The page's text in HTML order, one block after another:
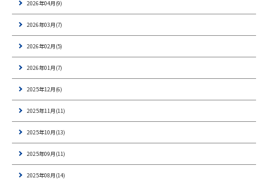
2026年04月(9)
2026年03月(7)
2026年02月(5)
2026年01月(7)
2025年12月(6)
2025年11月(11)
2025年10月(13)
2025年09月(11)
2025年08月(14)